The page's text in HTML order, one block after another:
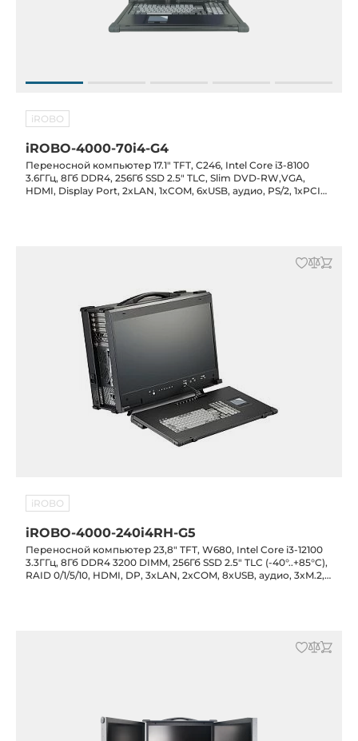
iROBO
iROBO-4000-70i4-G4
Переносной компьютер 17.1" TFT, C246, Intel Core i3-8100
3.6ГГц, 8Гб DDR4, 256Гб SSD 2.5" TLC, Slim DVD-RW,VGA,
HDMI, Display Port, 2xLAN, 1xCOM, 6xUSB, аудио, PS/2, 1xPCIe-
iROBO
iROBO-4000-240i4RH-G5
Переносной компьютер 23,8" TFT, W680, Intel Core i3-12100
3.3ГГц, 8Гб DDR4 3200 DIMM, 256Гб SSD 2.5" TLC (-40°..+85°C),
RAID 0/1/5/10, HDMI, DP, 3xLAN, 2xCOM, 8xUSB, аудио, 3xM.2,